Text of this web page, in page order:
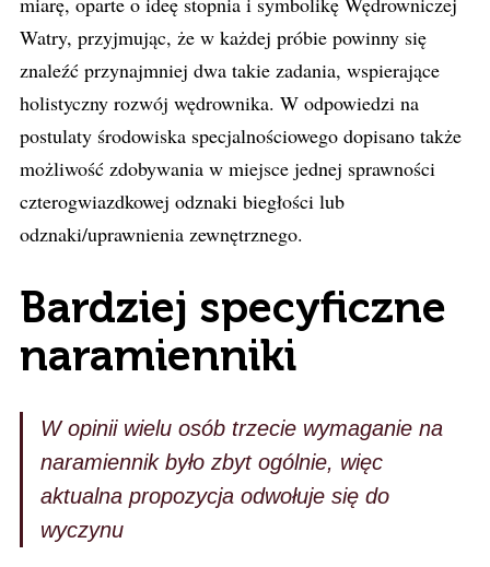
Watry, przyjmując, że w każdej próbie powinny się
znaleźć przynajmniej dwa takie zadania, wspierające
holistyczny rozwój wędrownika. W odpowiedzi na
postulaty środowiska specjalnościowego dopisano także
możliwość zdobywania w miejsce jednej sprawności
czterogwiazdkowej odznaki biegłości lub
odznaki/uprawnienia zewnętrznego.
Bardziej specyficzne
naramienniki
W opinii wielu osób trzecie wymaganie na
naramiennik było zbyt ogólnie, więc
aktualna propozycja odwołuje się do
wyczynu